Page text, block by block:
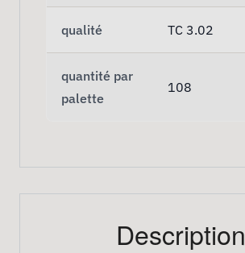
qualité TC 3.02
quantité par
palette
108
Description